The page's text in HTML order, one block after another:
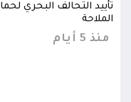
تأييد التحالف البحري
الملاحة
منذ 5 أيام